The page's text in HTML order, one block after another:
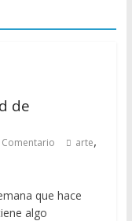
de
Comentario arte,
que hace
algo